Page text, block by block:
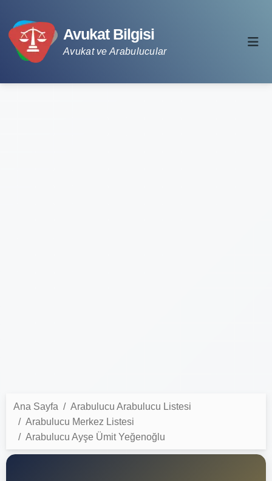
Avukat Bilgisi
Avukat ve Arabulucular
Ana Sayfa
Arabulucu Arabulucu Listesi
Arabulucu Merkez Listesi
Arabulucu Ayşe Ümit Yeğenoğlu